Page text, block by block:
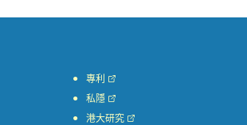
專利
私隱
港大研究